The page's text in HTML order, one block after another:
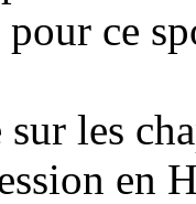
ce
les
en